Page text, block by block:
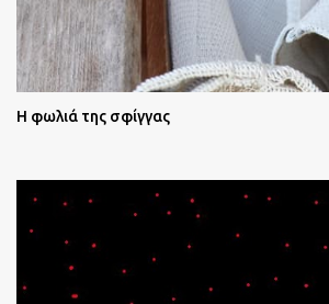
Η φωλιά της σφίγγας